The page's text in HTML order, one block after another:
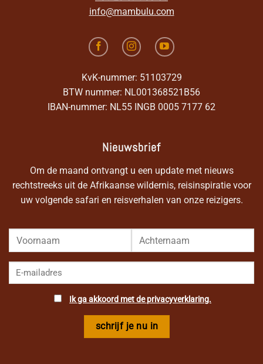
info@mambulu.com
KvK-nummer: 51103729
BTW nummer: NL001368521B56
IBAN-nummer: NL55 INGB 0005 7177 62
Nieuwsbrief
Om de maand ontvangt u een update met nieuws
rechtstreeks uit de Afrikaanse wildernis, reisinspiratie voor
uw volgende safari en reisverhalen van onze reizigers.
Ik ga akkoord met de privacyverklaring.